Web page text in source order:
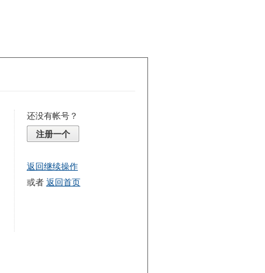
还没有帐号？
注册一个
返回继续操作
或者 返回首页